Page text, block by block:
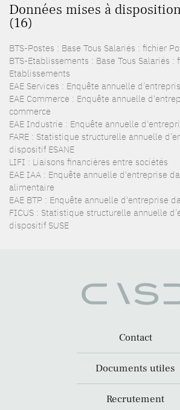
Données mises à
(16)
BTS-Postes : Base Tous Salariés : fichier
BTS-Etablissements : Base Tous Salariés :
Etablissements
EAE Services : Enquête annuelle
EAE Commerce : Enquête annuelle
commerce
EAE Industrie : Enquête annuelle
FARE : Statistique structurelle annuelle
dispositif ESANE
LIFI : Liaisons financières entre sociétés
EAE IAA : Enquête annuelle d'entreprise
alimentaire
EAE BTP : Enquête annuelle d'entreprise
FICUS : Statistique structurelle annuelle
dispositif SUSE
Contact
Documents utiles
Recrutement